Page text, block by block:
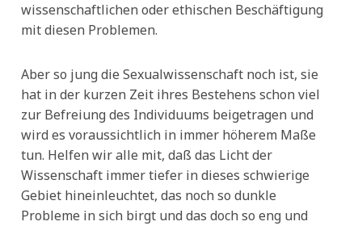
wissenschaftlichen oder ethischen Beschäftigung
mit diesen Problemen.
Aber so jung die Sexualwissenschaft noch ist, sie
hat in der kurzen Zeit ihres Bestehens schon viel
zur Befreiung des Individuums beigetragen und
wird es voraussichtlich in immer höherem Maße
tun. Helfen wir alle mit, daß das Licht der
Wissenschaft immer tiefer in dieses schwierige
Gebiet hineinleuchtet, das noch so dunkle
Probleme in sich birgt und das doch so eng und